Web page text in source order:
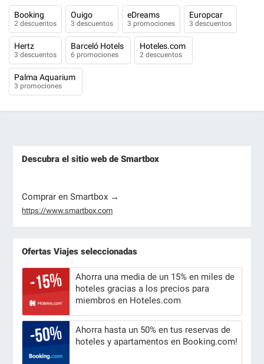
Booking
2 descuentos
Ouigo
3 descuentos
eDreams
3 promociones
Europcar
3 descuentos
Hertz
3 descuentos
Barceló Hotels
6 promociones
Hoteles.com
2 descuentos
Palma Aquarium
3 promociones
Descubra el sitio web de Smartbox
Comprar en Smartbox →
https://www.smartbox.com
Ofertas Viajes seleccionadas
Ahorra una media de un 15% en miles de
hoteles gracias a los precios para
miembros en Hoteles.com
Ahorra hasta un 50% en tus reservas de
hoteles y apartamentos en Booking.com!